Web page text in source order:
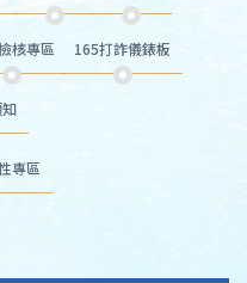
核專區 165打詐儀錶板
專區